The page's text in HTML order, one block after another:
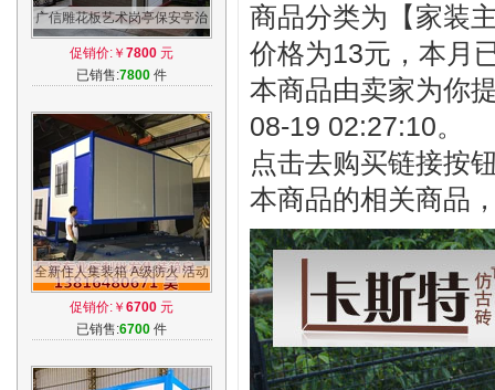
广信雕花板艺术岗亭保安亭治
安亭门卫岗亭收费岗亭房值班
物业岗亭
促销价:￥ 7800 元
已销售:7800 件
全新住人集装箱 A级防火 活动
移动房 移动临时房简易岩棉夹
芯板房
促销价:￥ 6700 元
已销售:6700 件
商品分类为【家装
价格为13元，本月
本商品由卖家为你
08-19 02:27:10。
点击去购买链接按
本商品的相关商品